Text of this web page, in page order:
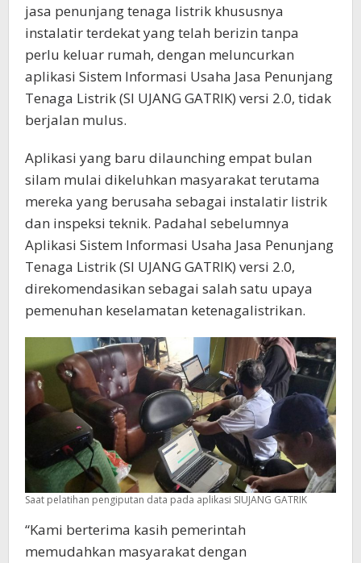
jasa penunjang tenaga listrik khususnya
instalatir terdekat yang telah berizin tanpa
perlu keluar rumah, dengan meluncurkan
aplikasi Sistem Informasi Usaha Jasa Penunjang
Tenaga Listrik (SI UJANG GATRIK) versi 2.0, tidak
berjalan mulus.
Aplikasi yang baru dilaunching empat bulan
silam mulai dikeluhkan masyarakat terutama
mereka yang berusaha sebagai instalatir listrik
dan inspeksi teknik. Padahal sebelumnya
Aplikasi Sistem Informasi Usaha Jasa Penunjang
Tenaga Listrik (SI UJANG GATRIK) versi 2.0,
direkomendasikan sebagai salah satu upaya
pemenuhan keselamatan ketenagalistrikan.
Saat pelatihan pengiputan data pada aplikasi SIUJANG GATRIK
“Kami berterima kasih pemerintah
memudahkan masyarakat dengan